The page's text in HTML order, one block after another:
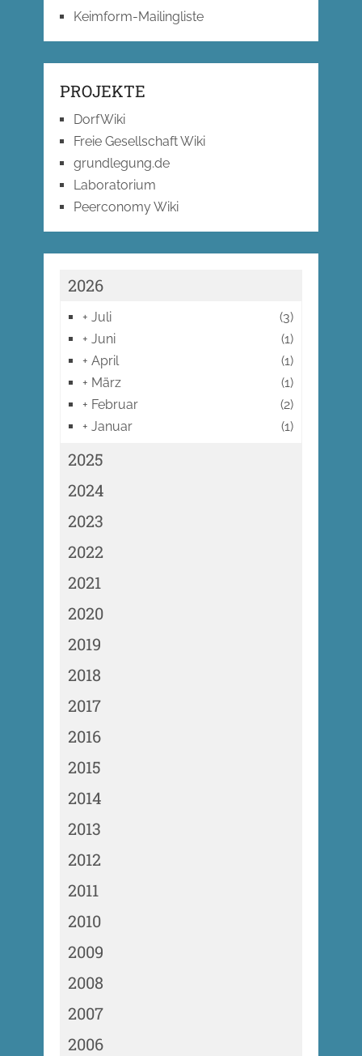
Keimform-Mailingliste
PROJEKTE
DorfWiki
Freie Gesellschaft Wiki
grundlegung.de
Laboratorium
Peerconomy Wiki
2026
+ Juli
(3)
+ Juni
(1)
+ April
(1)
+ März
(1)
+ Februar
(2)
+ Januar (1)
2025
2024
2023
2022
2021
2020
2019
2018
2017
2016
2015
2014
2013
2012
2011
2010
2009
2008
2007
2006